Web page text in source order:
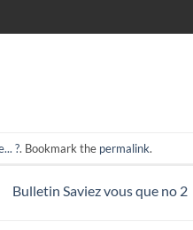
?. Bookmark the permalink.
Bulletin Saviez vous que no 2